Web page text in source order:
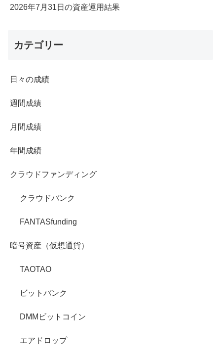
2026年7月31日の資産運用結果
カテゴリー
日々の成績
週間成績
月間成績
年間成績
クラウドファンディング
クラウドバンク
FANTASfunding
暗号資産（仮想通貨）
TAOTAO
ビットバンク
DMMビットコイン
エアドロップ